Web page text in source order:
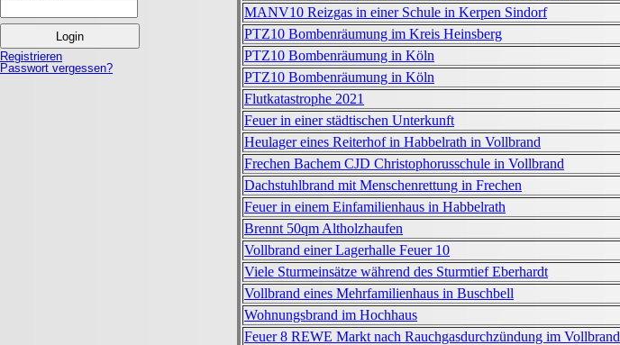
Registrieren
Passwort vergessen?
MANV10 Reizgas in einer Schule in Kerpen Sindorf
PTZ10 Bombenräumung im Kreis Heinsberg
PTZ10 Bombenräumung in Köln
PTZ10 Bombenräumung in Köln
Flutkatastrophe 2021
Feuer in einer städtischen Unterkunft
Heulager eines Reiterhof in Habbelrath in Vollbrand
Frechen Bachem CJD Christophorusschule in Vollbrand
Dachstuhlbrand mit Menschenrettung in Frechen
Feuer in einem Einfamilienhaus in Habbelrath
Brennt 50qm Altholzhaufen
Vollbrand einer Lagerhalle Feuer 10
Viele Sturmeinsätze während des Sturmtief Eberhardt
Vollbrand eines Mehrfamilienhaus in Buschbell
Wohnungsbrand im Hochhaus
Feuer 8 REWE Markt nach Rauchgasdurchzündung im Vollbrand